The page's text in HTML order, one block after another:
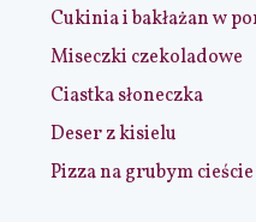
Cukinia i bakłażan w
Miseczki czekoladowe
Ciastka słoneczka
Deser z kisielu
Pizza na grubym cieście